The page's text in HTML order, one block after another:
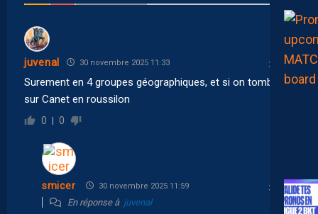
juvenal 30 novembre 2025 11:33
Surement en 4 groupes géographiques, et si on tombait
sur Canet en roussilon
0 0
smicer 30 novembre 2025 11:59
En réponse à juvenal